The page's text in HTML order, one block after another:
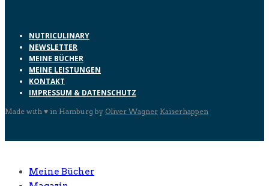
NUTRICULINARY
NEWSLETTER
MEINE BÜCHER
MEINE LEISTUNGEN
KONTAKT
IMPRESSUM & DATENSCHUTZ
Made with ♥ in Hamburg by Oliver Wagner Kaiserhappen
Meine Bücher